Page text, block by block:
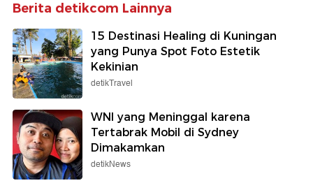
Berita detikcom Lainnya
15 Destinasi Healing di Kuningan
yang Punya Spot Foto Estetik
Kekinian
detikTravel
WNI yang Meninggal karena
Tertabrak Mobil di Sydney
Dimakamkan
detikNews